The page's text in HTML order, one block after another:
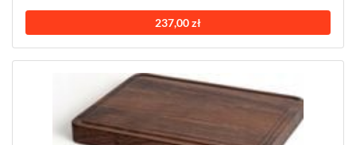
237,00 zł